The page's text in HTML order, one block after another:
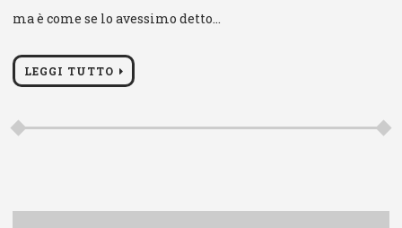
ma è come se lo avessimo detto…
LEGGI TUTTO